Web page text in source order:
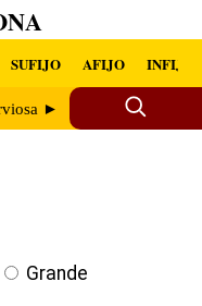
SUFIJO AFIJO INFIJO
►
Grande